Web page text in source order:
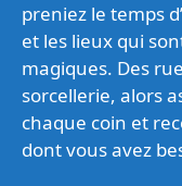
preniez le temps
et les lieux qui
magiques. Des
sorcellerie, alors
chaque coin et
dont vous avez